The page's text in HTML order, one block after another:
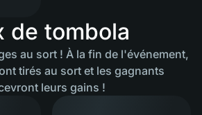
​​de tombola
au sort ! À la fin de l'événement,
tirés au sort et les gagnants
leurs gains !